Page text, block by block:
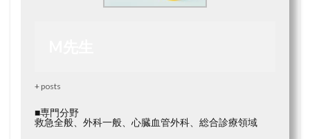
+ posts
■専門分野
救急全般、外科一般、心臓血管外科、総合診療領域